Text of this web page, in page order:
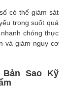
có thể giám sát
trong suốt quá
chóng thực
và giảm nguy cơ
Sao Kỹ